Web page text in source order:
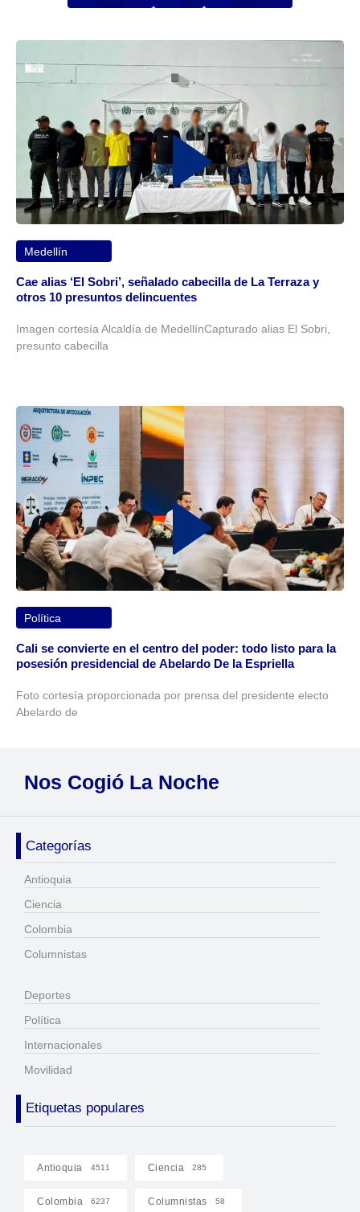
Medellín
Cae alias ‘El Sobri’, señalado cabecilla de La Terraza y
otros 10 presuntos delincuentes
Imagen cortesía Alcaldía de MedellínCapturado alias El Sobri,
presunto cabecilla
Política
Cali se convierte en el centro del poder: todo listo para la
posesión presidencial de Abelardo De la Espriella
Foto cortesía proporcionada por prensa del presidente electo
Abelardo de
Nos Cogió La Noche
Categorías
Antioquia
Ciencia
Colombia
Columnistas
Deportes
Política
Internacionales
Movilidad
Etiquetas populares
Antioquia 4511 Ciencia 285
Colombia 6237 Columnistas 58